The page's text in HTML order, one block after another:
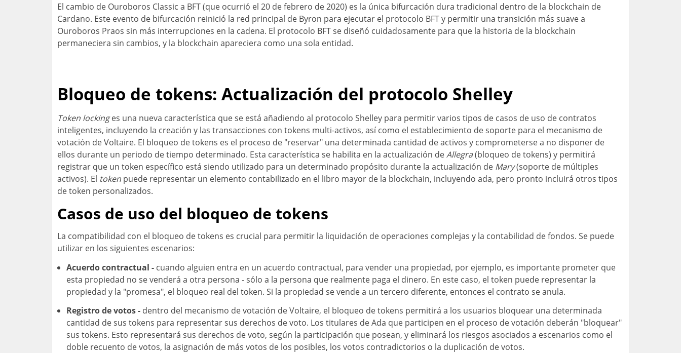
El cambio de Ouroboros Classic a BFT (que ocurrió el 20 de febrero de 2020) es la única bifurcación dura tradicional dentro de la blockchain de
Cardano. Este evento de bifurcación reinició la red principal de Byron para ejecutar el protocolo BFT y permitir una transición más suave a
Ouroboros Praos sin más interrupciones en la cadena. El protocolo BFT se diseñó cuidadosamente para que la historia de la blockchain
permaneciera sin cambios, y la blockchain apareciera como una sola entidad.
Bloqueo de tokens: Actualización del protocolo Shelley
Token lockinges una nueva característica que se está añadiendo al protocolo Shelley para permitir varios tipos de casos de uso de contratos
inteligentes, incluyendo la creación y las transacciones con tokens multi-activos, así como el establecimiento de soporte para el mecanismo de
votación de Voltaire. El bloqueo de tokens es el proceso de "reservar" una determinada cantidad de activos y comprometerse a no disponer de
ellos durante un periodo de tiempo determinado. Esta característica se habilita en la actualización deAllegra(bloqueo de tokens) y permitirá
registrar que un token específico está siendo utilizado para un determinado propósito durante la actualización de Mary(soporte de múltiples
activos). El token puede representar un elemento contabilizado en el libro mayor de la blockchain, incluyendo ada, pero pronto incluirá otros tipos
de token personalizados.
Casos de uso del bloqueo de tokens
La compatibilidad con el bloqueo de tokens es crucial para permitir la liquidación de operaciones complejas y la contabilidad de fondos. Se puede
utilizar en los siguientes escenarios:
Acuerdo contractual - cuando alguien entra en un acuerdo contractual, para vender una propiedad, por ejemplo, es importante prometer que
esta propiedad no se venderá a otra persona - sólo a la persona que realmente paga el dinero. En este caso, el token puede representar la
propiedad y la "promesa", el bloqueo real del token. Si la propiedad se vende a un tercero diferente, entonces el contrato se anula.
Registro de votos - dentro del mecanismo de votación de Voltaire, el bloqueo de tokens permitirá a los usuarios bloquear una determinada
cantidad de sus tokens para representar sus derechos de voto. Los titulares de Ada que participen en el proceso de votación deberán "bloquear"
sus tokens. Esto representará sus derechos de voto, según la participación que posean, y eliminará los riesgos asociados a escenarios como el
doble recuento de votos, la asignación de más votos de los posibles, los votos contradictorios o la duplicación de votos.